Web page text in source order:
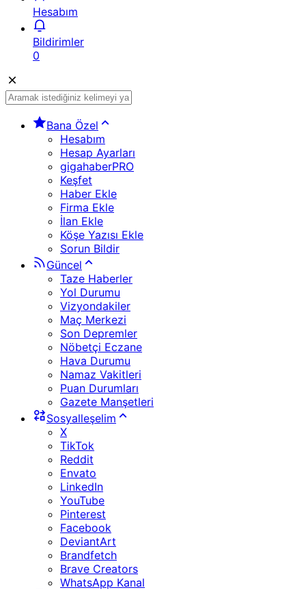
Hesabım
Bildirimler
0
Bana Özel
Hesabım
Hesap Ayarları
gigahaberPRO
Keşfet
Haber Ekle
Firma Ekle
İlan Ekle
Köşe Yazısı Ekle
Sorun Bildir
Güncel
Taze Haberler
Yol Durumu
Vizyondakiler
Maç Merkezi
Son Depremler
Nöbetçi Eczane
Hava Durumu
Namaz Vakitleri
Puan Durumları
Gazete Manşetleri
Sosyalleşelim
X
TikTok
Reddit
Envato
LinkedIn
YouTube
Pinterest
Facebook
DeviantArt
Brandfetch
Brave Creators
WhatsApp Kanal